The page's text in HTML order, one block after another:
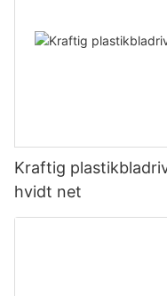
Kraftig
hvidt net